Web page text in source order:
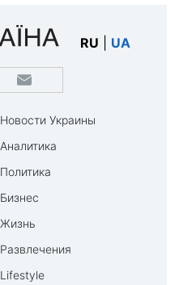
RU UA
Новости Украины
Аналитика
Политика
Бизнес
Жизнь
Развлечения
Lifestyle